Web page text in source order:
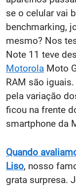
se o celular vai
benchmarking,
mesmo? Nos
Note 11 teve
Motorola Moto
RAM são iguais.
pela variação
ficou na frente
smartphone da
Quando
Liso, nosso
grata surpresa.